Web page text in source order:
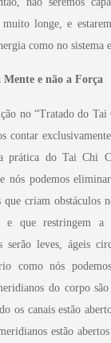
muito longe, e
como no sistema
e não a Força
no “Tratado do
contar
prática do Tai Chi
nós podemos
que criam obstáculos
e que restringem a
serão leves, ágeis
como nós
do corpo
os canais estão
estão